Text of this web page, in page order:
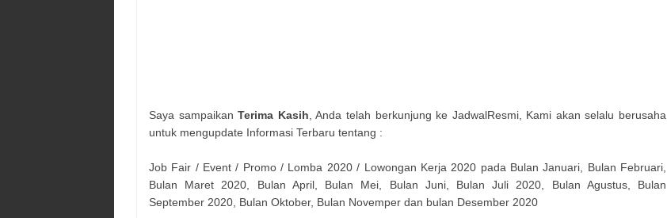
Saya sampaikanTerima Kasih, Anda telah berkunjung ke JadwalResmi, Kami akan selalu berusaha
untuk mengupdate Informasi Terbaru tentang :
Job Fair / Event / Promo / Lomba 2020 / Lowongan Kerja 2020 pada Bulan Januari, Bulan Februari,
Bulan Maret 2020, Bulan April, Bulan Mei, Bulan Juni, Bulan Juli 2020, Bulan Agustus, Bulan
September 2020, Bulan Oktober, Bulan Novemper dan bulan Desember 2020